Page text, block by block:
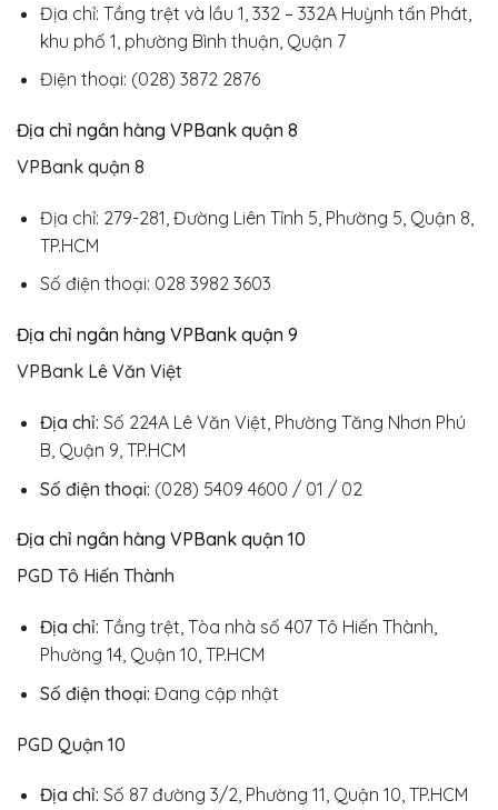
Địa chỉ: Tầng trệt và lầu 1, 332 – 332A Huỳnh tấn Phát,
khu phố 1, phường Bình thuận, Quận 7
Điện thoại: (028) 3872 2876
Địa chỉ ngân hàng VPBank quận 8
VPBank quận 8
Địa chỉ: 279-281, Đường Liên Tỉnh 5, Phường 5, Quận 8,
TP.HCM
Số điện thoại: 028 3982 3603
Địa chỉ ngân hàng VPBank quận 9
VPBank Lê Văn Việt
Địa chỉ: Số 224A Lê Văn Việt, Phường Tăng Nhơn Phú
B, Quận 9, TP.HCM
Số điện thoại: (028) 5409 4600 / 01 / 02
Địa chỉ ngân hàng VPBank quận 10
PGD Tô Hiến Thành
Địa chỉ: Tầng trệt, Tòa nhà số 407 Tô Hiến Thành,
Phường 14, Quận 10, TP.HCM
Số điện thoại: Đang cập nhật
PGD Quận 10
Địa chỉ: Số 87 đường 3/2, Phường 11, Quận 10, TP.HCM